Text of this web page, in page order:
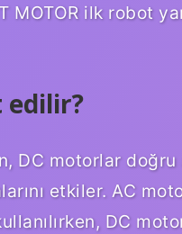
MOTOR ilk robot
edilir?
DC motorlar doğru
etkiler. AC
DC